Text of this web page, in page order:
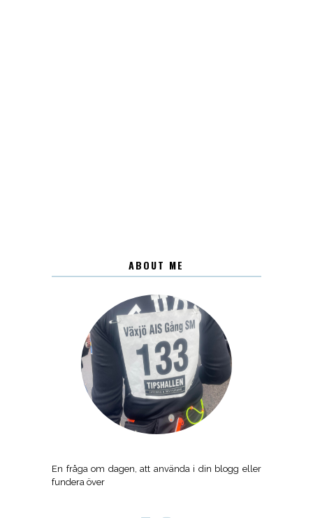
ABOUT ME
En fråga om dagen, att använda i din blogg eller
fundera över